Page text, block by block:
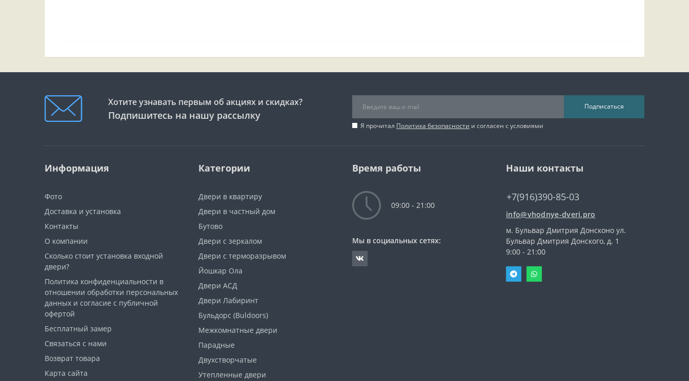
Хотите узнавать первым об акциях и скидках?
Подпишитесь на нашу рассылку
Подписаться
Я прочитал Политика безопасности и согласен с условиями
Информация
Фото
Доставка и установка
Контакты
О компании
Сколько стоит установка входной
двери?
Политика конфиденциальности в
отношении обработки персональных
данных и согласие с публичной
офертой
Бесплатный замер
Связаться с нами
Возврат товара
Карта сайта
Категории
Двери в квартиру
Двери в частный дом
Бутово
Двери с зеркалом
Двери с терморазрывом
Йошкар Ола
Двери АСД
Двери Лабиринт
Бульдорс (Buldoors)
Межкомнатные двери
Парадные
Двухстворчатые
Утепленные двери
Время работы
09:00 - 21:00
Мы в социальных сетях:
Наши контакты
+7(916)390-85-03
info@vhodnye-dveri.pro
м. Бульвар Дмитрия Донсконо ул.
Бульвар Дмитрия Донского, д. 1
9:00 - 21:00